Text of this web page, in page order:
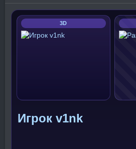
3D
Игрок v1nk